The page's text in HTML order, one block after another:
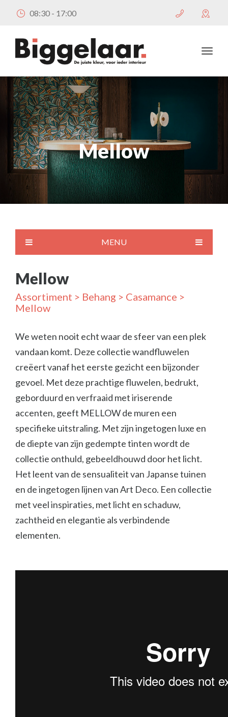
08:30 - 17:00
Mellow
MENU
Mellow
Assortiment > Behang > Casamance >
Mellow
We weten nooit echt waar de sfeer van een plek
vandaan komt. Deze collectie wandfluwelen
creëert vanaf het eerste gezicht een bijzonder
gevoel. Met deze prachtige fluwelen, bedrukt,
geborduurd en verfraaid met iriserende
accenten, geeft MELLOW de muren een
specifieke uitstraling. Met zijn ingetogen luxe en
de diepte van zijn gedempte tinten wordt de
collectie onthuld, gebeeldhouwd door het licht.
Het leent van de sensualiteit van Japanse tuinen
en de ingetogen lijnen van Art Deco. Een collectie
met veel inspiraties, met licht en schaduw,
zachtheid en elegantie als verbindende
elementen.